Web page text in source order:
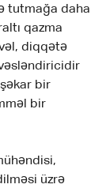
tutmağa daha
qazma
diqqətə
bir
bir
üzrə